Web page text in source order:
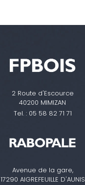
2 Route d'Escource
40200 MIMIZAN
Tel. : 05 58 82 71 71
Avenue de la gare,
17290 AIGREFEUILLE D'AUNIS